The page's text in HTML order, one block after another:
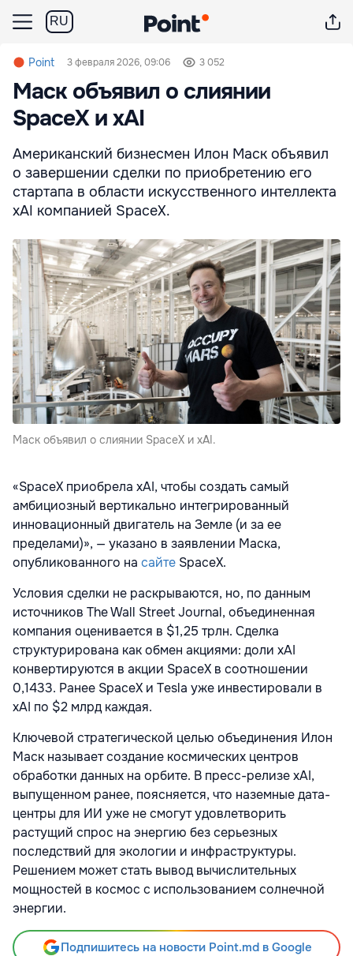
RU
Point 3 февраля 2026, 09:06 3 052
Маск объявил о слиянии
SpaceX и xAI
Американский бизнесмен Илон Маск объявил
о завершении сделки по приобретению его
стартапа в области искусственного интеллекта
xAI компанией SpaceX.
Маск объявил о слиянии SpaceX и xAI.
«SpaceX приобрела xAI, чтобы создать самый
амбициозный вертикально интегрированный
инновационный двигатель на Земле (и за ее
пределами)», — указано в заявлении Маска,
опубликованного на сайте SpaceX.
Условия сделки не раскрываются, но, по данным
источников The Wall Street Journal, объединенная
компания оценивается в $1,25 трлн. Сделка
структурирована как обмен акциями: доли xAI
конвертируются в акции SpaceX в соотношении
0,1433. Ранее SpaceX и Tesla уже инвестировали в
xAI по $2 млрд каждая.
Ключевой стратегической целью объединения Илон
Маск называет создание космических центров
обработки данных на орбите. В пресс-релизе xAI,
выпущенном ранее, поясняется, что наземные дата-
центры для ИИ уже не смогут удовлетворить
растущий спрос на энергию без серьезных
последствий для экологии и инфраструктуры.
Решением может стать вывод вычислительных
мощностей в космос с использованием солнечной
энергии.
Подпишитесь на новости Point.md в Google